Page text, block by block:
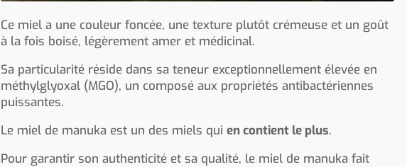
Ce miel a une couleur foncée, une texture plutôt crémeuse et un goût
à la fois boisé, légèrement amer et médicinal.
Sa particularité réside dans sa teneur exceptionnellement élevée en
méthylglyoxal (MGO), un composé aux propriétés antibactériennes
puissantes.
Le miel de manuka est un des miels quien contient le plus.
Pour garantir son authenticité et sa qualité, le miel de manuka fait